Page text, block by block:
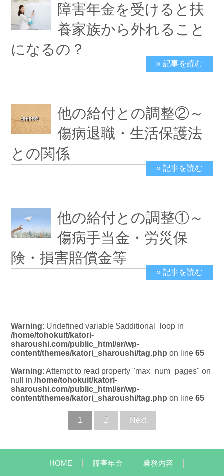
障害年金を受けると扶
養家族から外れること
になるの？
2019/3/12
» 記事を読む
他の給付との調整②～
傷病退職・生活保護法
との関係
2019/2/26
» 記事を読む
他の給付との調整①～
傷病手当金・労災保
険・損害賠償金等
2019/2/19
» 記事を読む
Warning: Undefined variable $additional_loop in
/home/tohokuit/katori-
sharoushi.com/public_html/sr/wp-
content/themes/katori_sharoushi/tag.php on line65
Warning: Attempt to read property "max_num_pages" on
null in/home/tohokuit/katori-
sharoushi.com/public_html/sr/wp-
content/themes/katori_sharoushi/tag.php on line65
1 2 Next
HOME 障害年金 業務内容